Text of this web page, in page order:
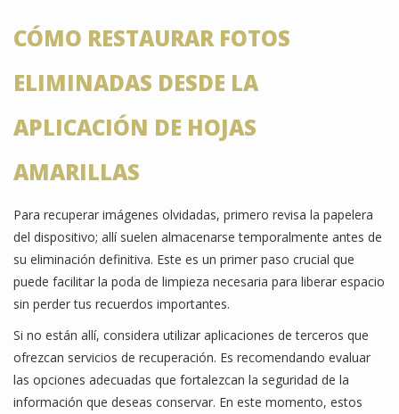
CÓMO RESTAURAR FOTOS
ELIMINADAS DESDE LA
APLICACIÓN DE HOJAS
AMARILLAS
Para recuperar imágenes olvidadas, primero revisa la papelera
del dispositivo; allí suelen almacenarse temporalmente antes de
su eliminación definitiva. Este es un primer paso crucial que
puede facilitar la poda de limpieza necesaria para liberar espacio
sin perder tus recuerdos importantes.
Si no están allí, considera utilizar aplicaciones de terceros que
ofrezcan servicios de recuperación. Es recomendando evaluar
las opciones adecuadas que fortalezcan la seguridad de la
información que deseas conservar. En este momento, estos